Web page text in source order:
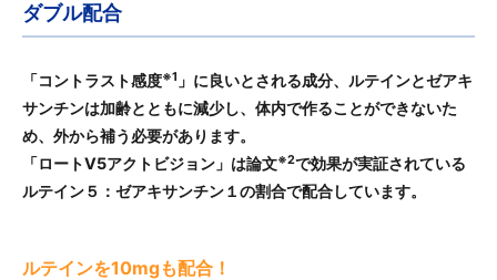
ダブル配合
「コントラスト感度※1 」に良いとされる成分、ルテインとゼアキ
サンチンは加齢とともに減少し、体内で作ることができないた
め、外から補う必要があります。
「ロートV5アクトビジョン」は論文※2で効果が実証されている
ルテイン５：ゼアキサンチン１の割合で配合しています。
ルテインを10mgも配合！